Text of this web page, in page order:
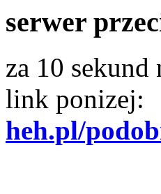
serwer
za 10
link ponizej:
heh.pl/